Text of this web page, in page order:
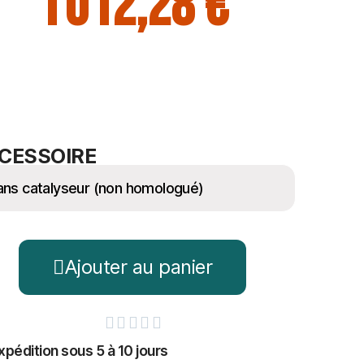
Ajouter au panier
    
sous 5 à 10 jours